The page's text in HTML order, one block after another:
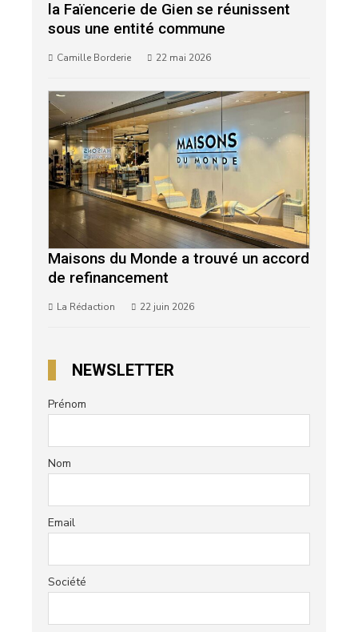
la Faïencerie de Gien se réunissent
sous une entité commune
Camille Borderie 22 mai 2026
Maisons du Monde a trouvé un accord
de refinancement
La Rédaction 22 juin 2026
NEWSLETTER
Prénom
Nom
Email
Société